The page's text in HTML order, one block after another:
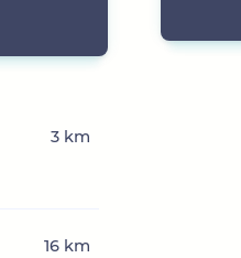
3 km
16 km